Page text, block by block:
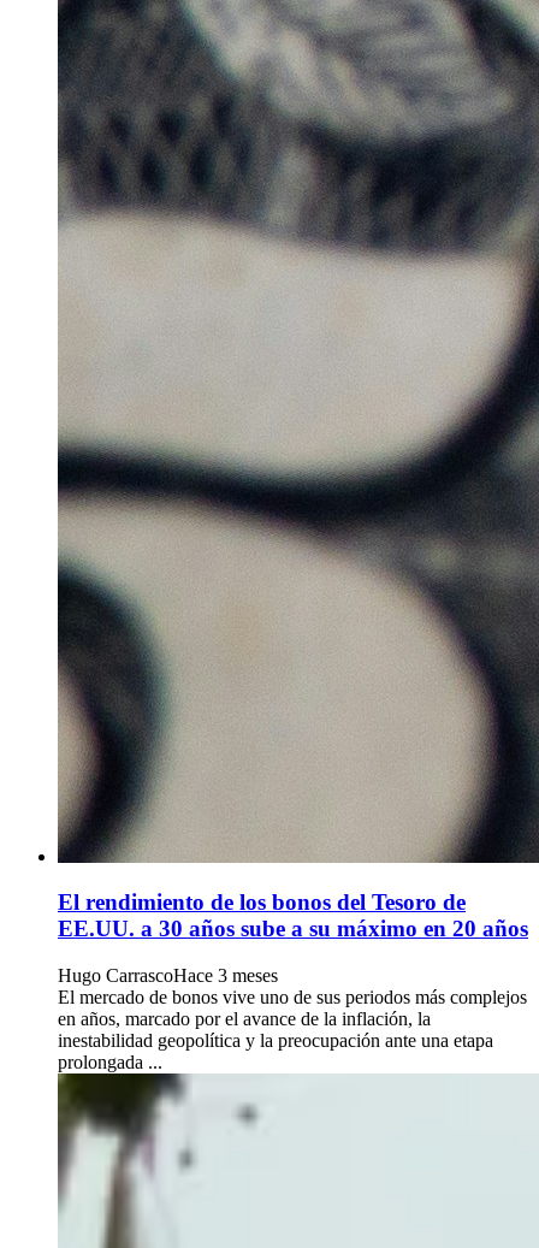
El rendimiento de los bonos del Tesoro de
EE.UU. a 30 años sube a su máximo en 20 años
Hugo CarrascoHace 3 meses
El mercado de bonos vive uno de sus periodos más complejos
en años, marcado por el avance de la inflación, la
inestabilidad geopolítica y la preocupación ante una etapa
prolongada ...